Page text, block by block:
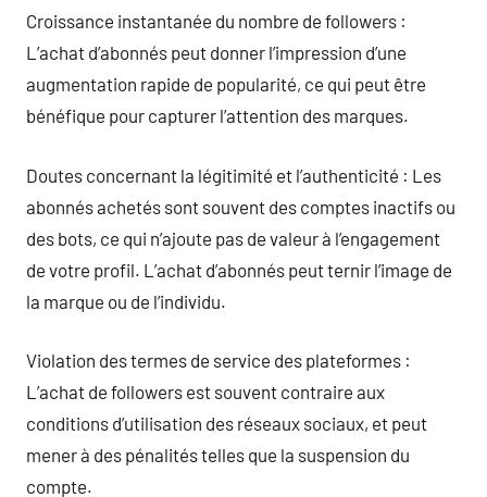
Croissance instantanée du nombre de followers :
L’achat d’abonnés peut donner l’impression d’une
augmentation rapide de popularité, ce qui peut être
bénéfique pour capturer l’attention des marques.
Doutes concernant la légitimité et l’authenticité : Les
abonnés achetés sont souvent des comptes inactifs ou
des bots, ce qui n’ajoute pas de valeur à l’engagement
de votre profil. L’achat d’abonnés peut ternir l’image de
la marque ou de l’individu.
Violation des termes de service des plateformes :
L’achat de followers est souvent contraire aux
conditions d’utilisation des réseaux sociaux, et peut
mener à des pénalités telles que la suspension du
compte.